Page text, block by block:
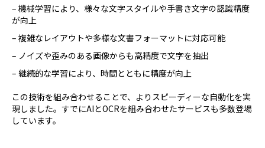
– 機械学習により、様々な文字スタイルや手書き文字の認識精度
が向上
– 複雑なレイアウトや多様な文書フォーマットに対応可能
– ノイズや歪みのある画像からも高精度で文字を抽出
– 継続的な学習により、時間とともに精度が向上
この技術を組み合わせることで、よりスピーディーな自動化を実
現しました。すでにAIとOCRを組み合わせたサービスも多数登場
しています。